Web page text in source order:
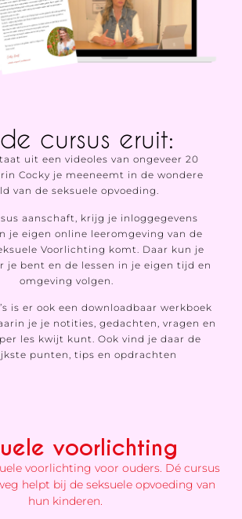
cursus eruit:
uit een videoles van ongeveer 20
Cocky je meeneemt in de wondere
van de seksuele opvoeding.
aanschaft, krijg je inloggegevens
je eigen online leeromgeving van de
Voorlichting komt. Daar kun je
je bent en de lessen in je eigen tijd en
omgeving volgen.
is er ook een downloadbaar werkboek
je je notities, gedachten, vragen en
les kwijt kunt. Ook vind je daar de
punten, tips en opdrachten
voorlichting
voorlichting voor ouders. Dé cursus
helpt bij de seksuele opvoeding van
hun kinderen.